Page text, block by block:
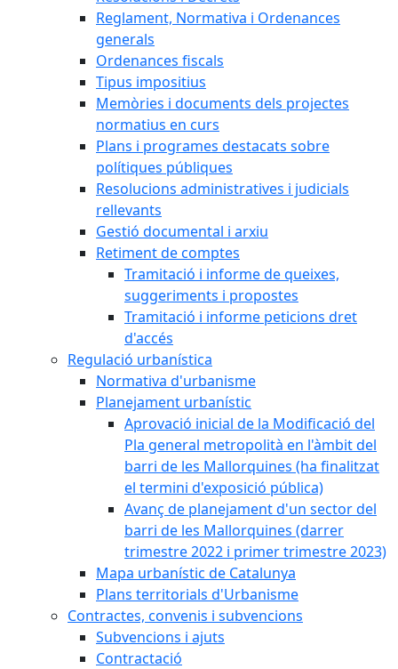
Reglament, Normativa i Ordenances
generals
Ordenances fiscals
Tipus impositius
Memòries i documents dels projectes
normatius en curs
Plans i programes destacats sobre
polítiques públiques
Resolucions administratives i judicials
rellevants
Gestió documental i arxiu
Retiment de comptes
Tramitació i informe de queixes,
suggeriments i propostes
Tramitació i informe peticions dret
d'accés
Regulació urbanística
Normativa d'urbanisme
Planejament urbanístic
Aprovació inicial de la Modificació del
Pla general metropolità en l'àmbit del
barri de les Mallorquines (ha finalitzat
el termini d'exposició pública)
Avanç de planejament d'un sector del
barri de les Mallorquines (darrer
trimestre 2022 i primer trimestre 2023)
Mapa urbanístic de Catalunya
Plans territorials d'Urbanisme
Contractes, convenis i subvencions
Subvencions i ajuts
Contractació